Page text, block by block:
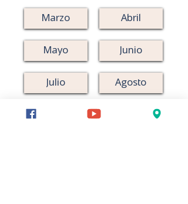
Marzo
Mayo
Julio
Septiembre
Abril
Junio
Agosto